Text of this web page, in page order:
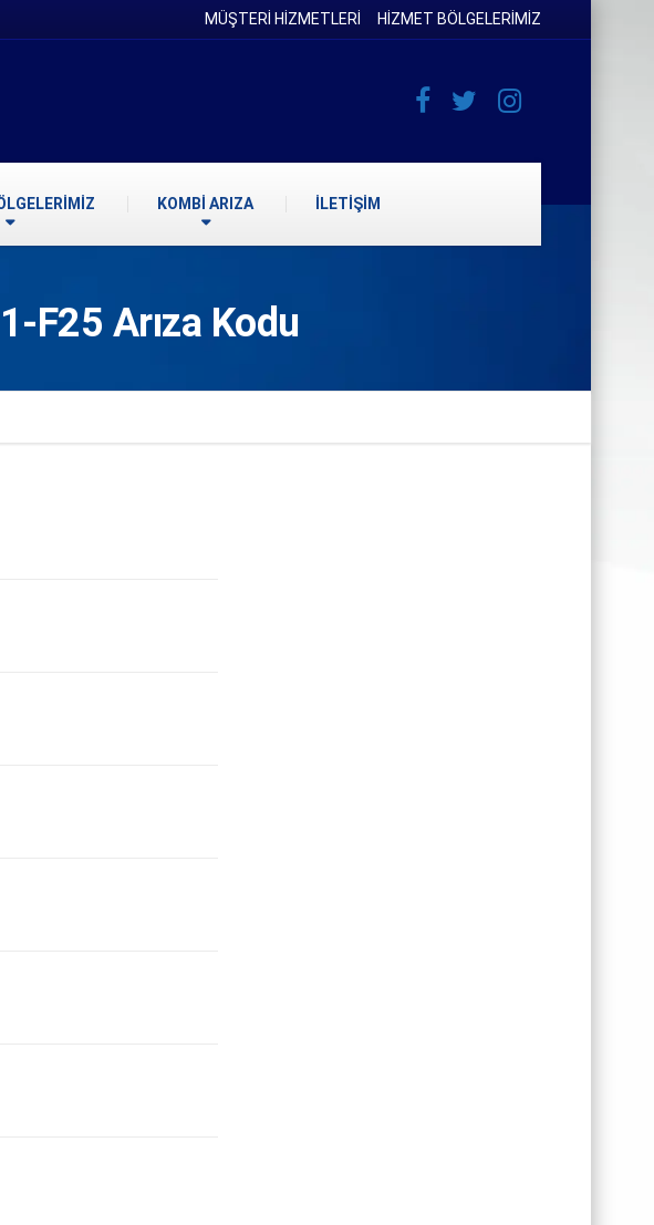
MÜŞTERİ HİZMETLERİ HİZMET BÖLGELERİMİZ
KOMBİ ARIZA İLETİŞİM
F25 Arıza Kodu